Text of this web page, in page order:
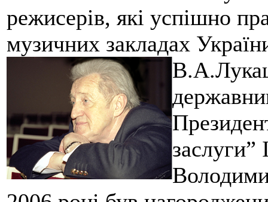
режисерів, які успішно
музичних закладах
заслуги”